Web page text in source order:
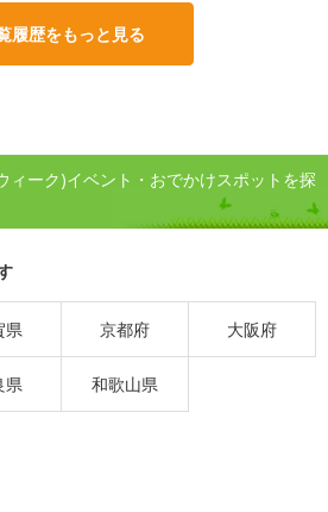
履歴をもっと見る
ィーク)イベント・おでかけスポットを探
県 京都府 大阪府
県 和歌山県